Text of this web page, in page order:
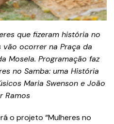
que fizeram história no
vão ocorrer na Praça da
Mosela. Programação faz
no Samba: uma História
Maria Swenson e João
Ramos
o projeto “Mulheres no